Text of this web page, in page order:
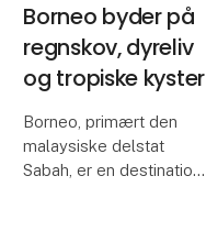
Borneo byder på
regnskov, dyreliv
og tropiske kyster
Borneo, primært den
malaysiske delstat
Sabah, er en destination